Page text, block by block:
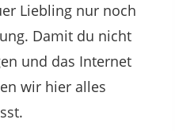
Liebling nur noch
Damit du nicht
und das Internet
wir hier alles